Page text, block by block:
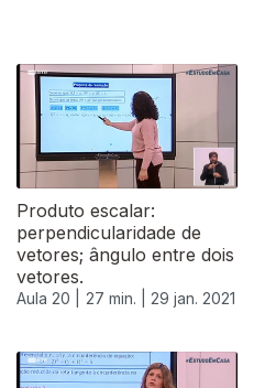
Produto escalar:
perpendicularidade de
vetores; ângulo entre dois
vetores.
Aula 20 | 27 min. | 29 jan. 2021
522850